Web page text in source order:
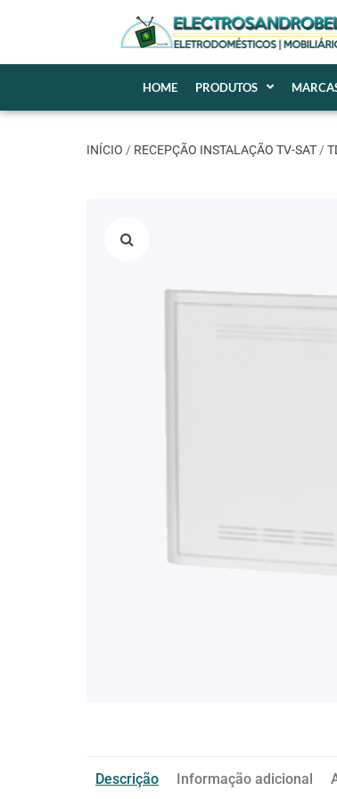
HOME PRODUTOS
INÍCIO / RECEPÇÃO INSTALAÇÃO TV-SAT/
Descrição Informação adicional